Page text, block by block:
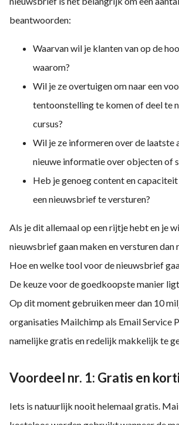
beantwoorden:
Waarvan wil je klanten van op de
waarom?
Wil je ze overtuigen om naar een
tentoonstelling te komen of deel te
cursus?
Wil je ze informeren over de laatste
nieuwe informatie over objecten of
Heb je genoeg content en
een nieuwsbrief te versturen?
Als je dit allemaal op een rijtje hebt en je
nieuwsbrief gaan maken en versturen dan
Hoe en welke tool voor de nieuwsbrief
De keuze voor de goedkoopste manier
Op dit moment gebruiken meer dan 10
organisaties Mailchimp als Email Service
namelijke gratis en redelijk makkelijk te
Voordeel nr. 1: Gratis en
Iets is natuurlijk nooit helemaal gratis.